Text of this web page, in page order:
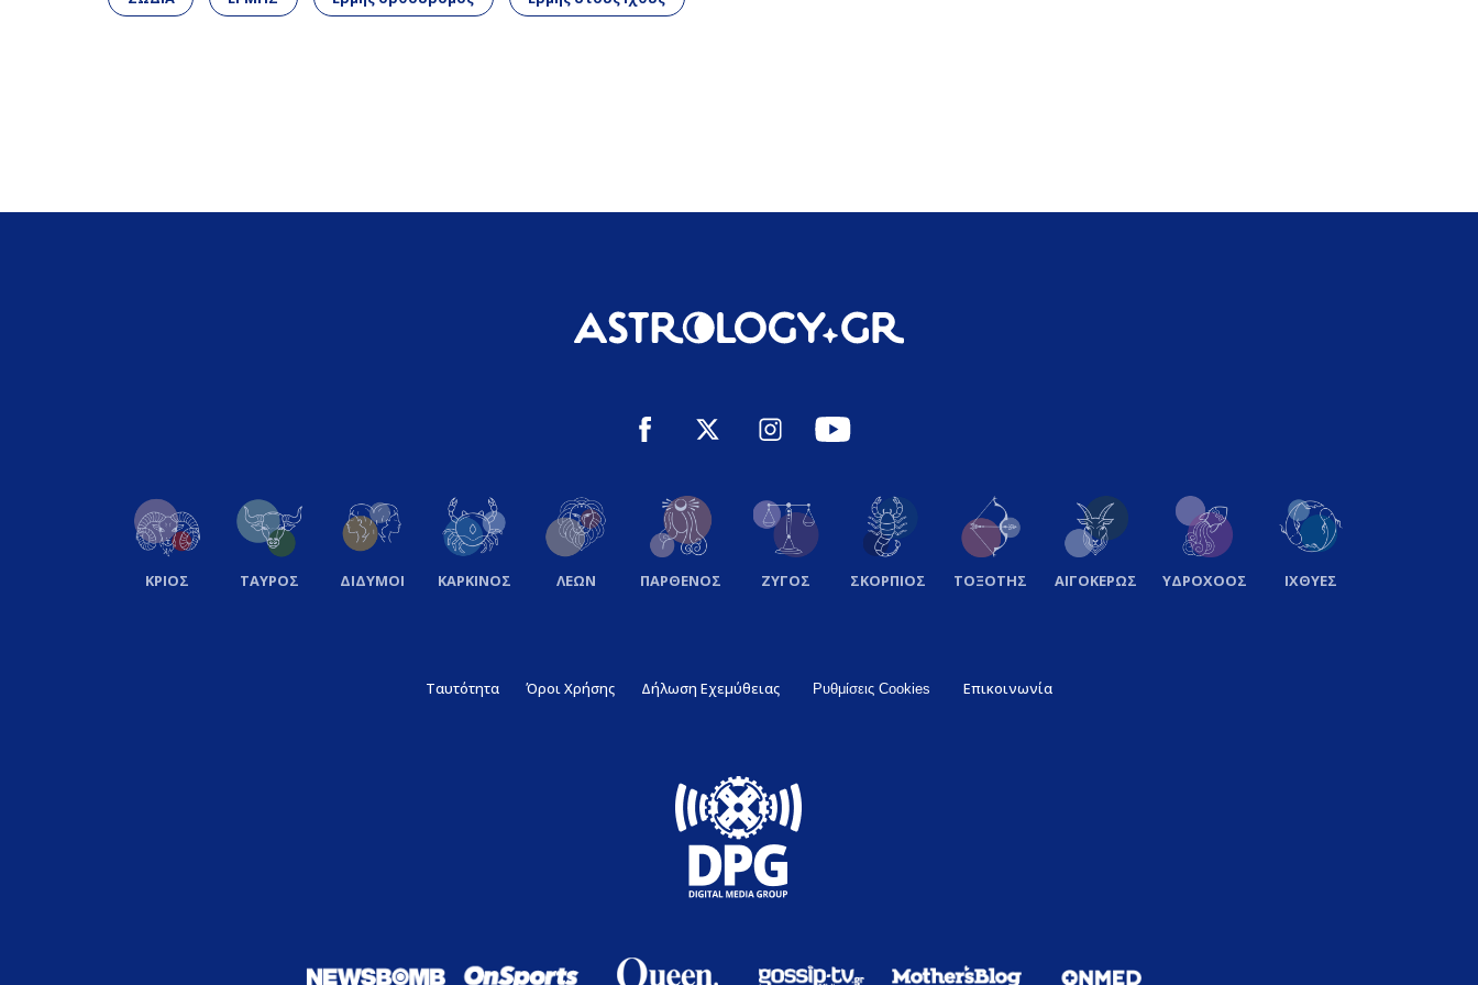
ΚΡΙΟΣ ΤΑΥΡΟΣ ΔΙΔΥΜΟΙ ΚΑΡΚΙΝΟΣ ΛΕΩΝ ΠΑΡΘΕΝΟΣ ΖΥΓΟΣ ΣΚΟΡΠΙΟΣ ΤΟΞΟΤΗΣ ΑΙΓΟΚΕΡΩΣ ΥΔΡΟΧΟΟΣ ΙΧΘΥΕΣ
Ταυτότητα Όροι Χρήσης Δήλωση Εχεμύθειας Ρυθμίσεις Cookies Επικοινωνία